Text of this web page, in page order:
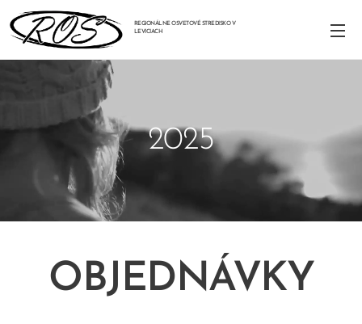
REGIONÁLNE OSVETOVÉ STREDISKO V
LEVICIACH
2025
OBJEDNÁVKY